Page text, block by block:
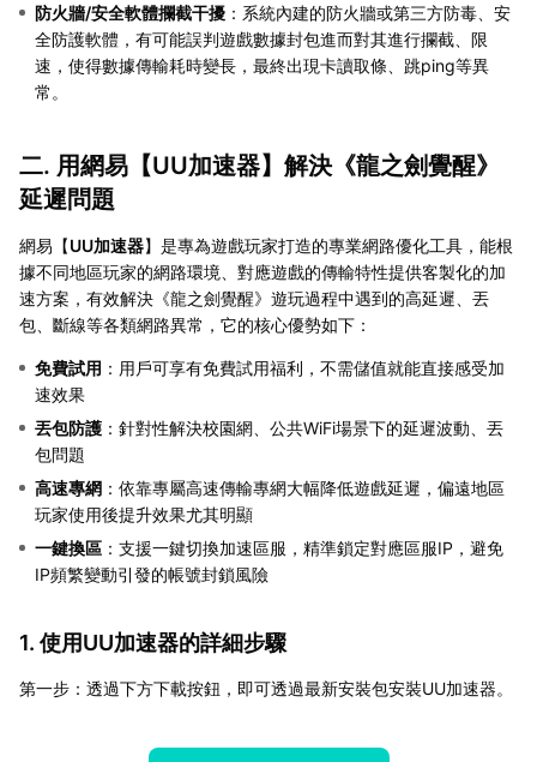
防火牆/安全軟體攔截干擾 ：系統內建的防火牆或第三方防毒、安
全防護軟體，有可能誤判遊戲數據封包進而對其進行攔截、限
速，使得數據傳輸耗時變長，最終出現卡讀取條、跳ping等異
常。
二. 用網易【UU加速器】解決《龍之劍覺醒》
延遲問題
網易【UU加速器】是專為遊戲玩家打造的專業網路優化工具，能根
據不同地區玩家的網路環境、對應遊戲的傳輸特性提供客製化的加
速方案，有效解決《龍之劍覺醒》遊玩過程中遇到的高延遲、丟
包、斷線等各類網路異常，它的核心優勢如下：
免費試用 ：用戶可享有免費試用福利，不需儲值就能直接感受加
速效果
丟包防護 ：針對性解決校園網、公共WiFi場景下的延遲波動、丟
包問題
高速專網 ：依靠專屬高速傳輸專網大幅降低遊戲延遲，偏遠地區
玩家使用後提升效果尤其明顯
一鍵換區 ：支援一鍵切換加速區服，精準鎖定對應區服IP，避免
IP頻繁變動引發的帳號封鎖風險
1. 使用UU加速器的詳細步驟
第一步：透過下方下載按鈕，即可透過最新安裝包安裝UU加速器。